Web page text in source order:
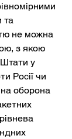
та
не можна
з якою
Штати у
Росії чи
оборона